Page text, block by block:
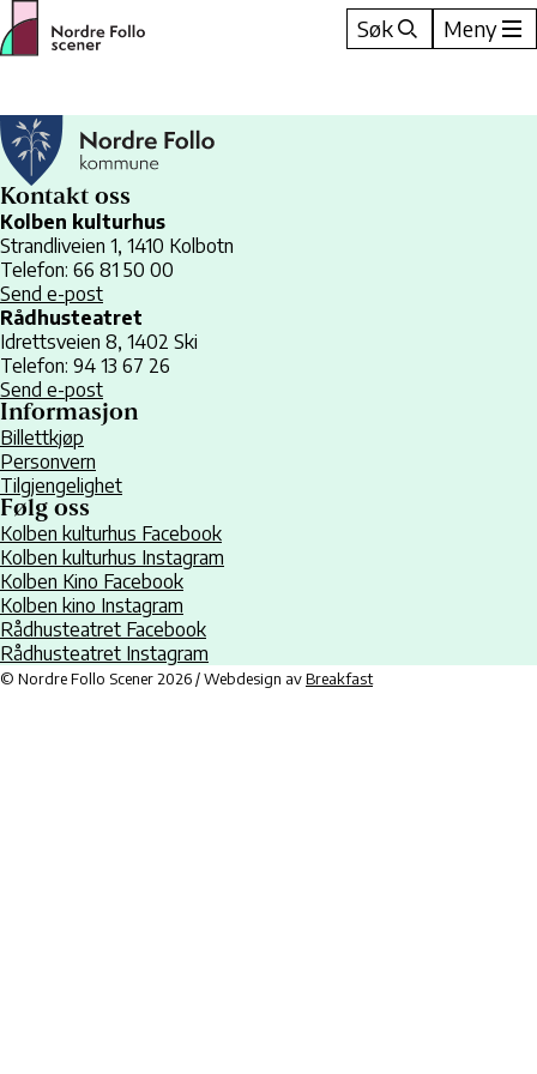
Hopp
til
innhold
Søk Meny
Kontakt oss
Kolben kulturhus
Strandliveien 1, 1410 Kolbotn
Telefon: 66 81 50 00
Send e-post
Rådhusteatret
Idrettsveien 8, 1402 Ski
Telefon: 94 13 67 26
Send e-post
Informasjon
Billettkjøp
Personvern
Tilgjengelighet
Følg oss
Kolben kulturhus Facebook
Kolben kulturhus Instagram
Kolben Kino Facebook
Kolben kino Instagram
Rådhusteatret Facebook
Rådhusteatret Instagram
© Nordre Follo Scener 2026 / Webdesign avBreakfast